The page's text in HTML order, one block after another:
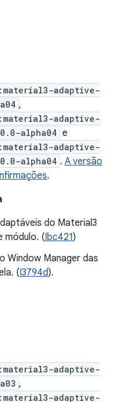
adaptive-
,
adaptive-
alpha04 e
adaptive-
alpha04 . A versão
.
do Material3
módulo. (Ibc421)
Window Manager das
(I3794d).
adaptive-
,
adaptive-